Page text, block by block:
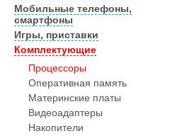
Мобильные телефоны,
смартфоны
Игры, приставки
Комплектующие
Процессоры
Оперативная память
Материнские платы
Видеоадаптеры
Накопители